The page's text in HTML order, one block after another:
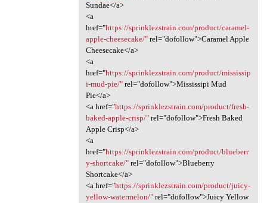
Sundae</a>
<a
href="https://sprinklezstrain.com/product/caramel-
apple-cheesecake/"rel="dofollow">Caramel Apple
Cheesecake</a>
<a
href="https://sprinklezstrain.com/product/mississip
i-mud-pie/"rel="dofollow">Mississipi Mud
Pie</a>
<a href="https://sprinklezstrain.com/product/fresh-
baked-apple-crisp/"rel="dofollow">Fresh Baked
Apple Crisp</a>
<a
href="https://sprinklezstrain.com/product/blueberr
y-shortcake/"rel="dofollow">Blueberry
Shortcake</a>
<a href="https://sprinklezstrain.com/product/juicy-
yellow-watermelon/"rel="dofollow">Juicy Yellow